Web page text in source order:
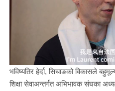
भविष्यतिर हेर्दा, सिचाङको विकासले
शिक्षा सेवाअन्तर्गत अभिभावक संघका